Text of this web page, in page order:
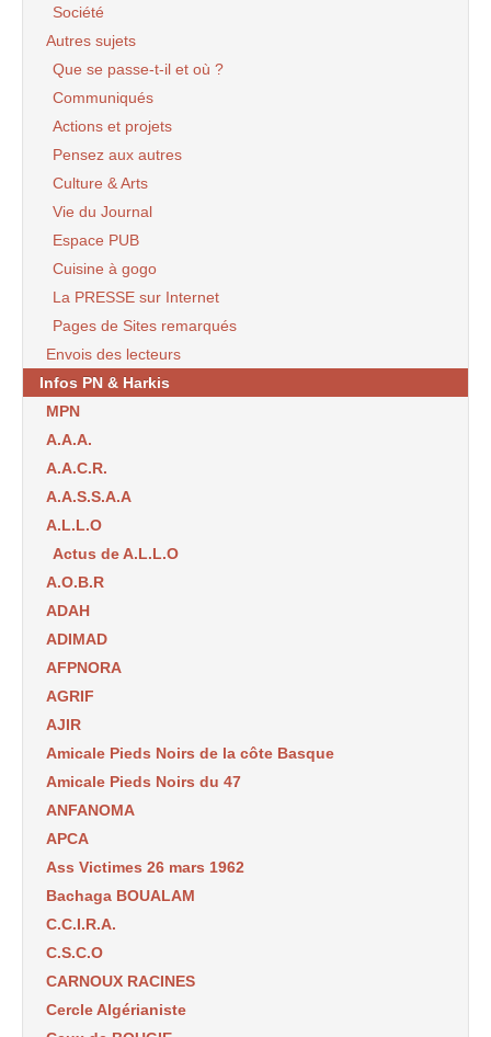
Société
Autres sujets
Que se passe-t-il et où ?
Communiqués
Actions et projets
Pensez aux autres
Culture & Arts
Vie du Journal
Espace PUB
Cuisine à gogo
La PRESSE sur Internet
Pages de Sites remarqués
Envois des lecteurs
Infos PN & Harkis
MPN
A.A.A.
A.A.C.R.
A.A.S.S.A.A
A.L.L.O
Actus de A.L.L.O
A.O.B.R
ADAH
ADIMAD
AFPNORA
AGRIF
AJIR
Amicale Pieds Noirs de la côte Basque
Amicale Pieds Noirs du 47
ANFANOMA
APCA
Ass Victimes 26 mars 1962
Bachaga BOUALAM
C.C.I.R.A.
C.S.C.O
CARNOUX RACINES
Cercle Algérianiste